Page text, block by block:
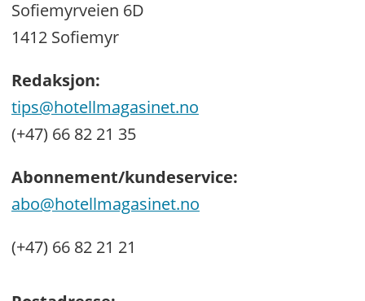
Sofiemyrveien 6D
1412 Sofiemyr
Redaksjon:
tips@hotellmagasinet.no
(+47) 66 82 21 35
Abonnement/kundeservice:
abo@hotellmagasinet.no
(+47) 66 82 21 21